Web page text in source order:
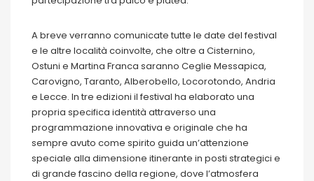
A breve verranno comunicate tutte le date del festival
e le altre località coinvolte, che oltre a Cisternino,
Ostuni e Martina Franca saranno Ceglie Messapica,
Carovigno, Taranto, Alberobello, Locorotondo, Andria
e Lecce. In tre edizioni il festival ha elaborato una
propria specifica identità attraverso una
programmazione innovativa e originale che ha
sempre avuto come spirito guida un’attenzione
speciale alla dimensione itinerante in posti strategici e
di grande fascino della regione, dove l’atmosfera